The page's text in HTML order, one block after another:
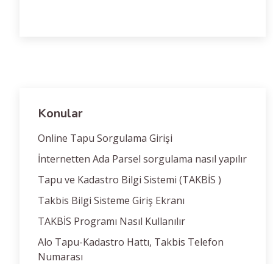
Konular
Online Tapu Sorgulama Girişi
İnternetten Ada Parsel sorgulama nasıl yapılır
Tapu ve Kadastro Bilgi Sistemi (TAKBİS )
Takbis Bilgi Sisteme Giriş Ekranı
TAKBİS Programı Nasıl Kullanılır
Alo Tapu-Kadastro Hattı, Takbis Telefon
Numarası